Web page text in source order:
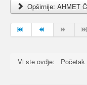
Opširnije: AHMET
Vi ste ovdje: Početak